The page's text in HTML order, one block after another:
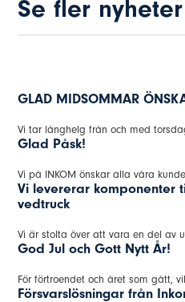
Se fler nyheter
GLAD MIDSOMMAR
Vi tar långhelg från och med
Glad Påsk!
Vi på INKOM önskar alla våra
Vi levererar komponenter
vedtruck
Vi är stolta över att vara en del av
God Jul och Gott Nytt År!
För förtroendet och året som gått,
Försvarslösningar från